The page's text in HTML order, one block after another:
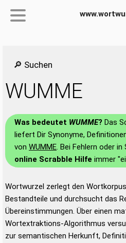
🔎 Suchen
WUMME
Was bedeutet WUMME? Das
liefert Dir Synonyme,
von WUMME. Bei Fehlern oder
online Scrabble Hilfe immer
Wortwurzel zerlegt den
Bestandteile und durchsucht das
Übereinstimmungen. Über einen
Wortextraktions-Algorithmus
zur semantischen Herkunft,